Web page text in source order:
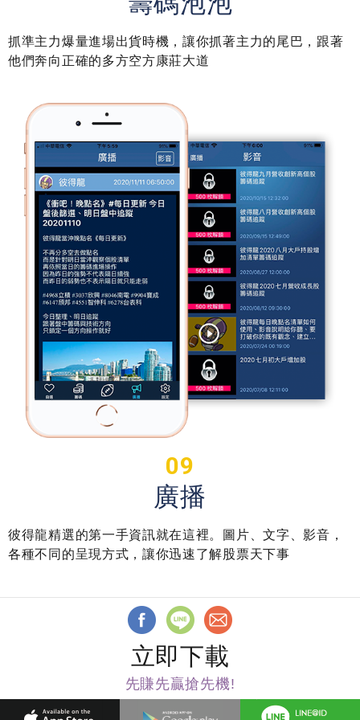
抓準主力爆量進場出貨時機，讓你抓著主力的尾巴，跟著
他們奔向正確的多方空方康莊大道
09
廣播
彼得龍精選的第一手資訊就在這裡。圖片、文字、影音，
各種不同的呈現方式，讓你迅速了解股票天下事
立即下載
先賺先贏搶先機!